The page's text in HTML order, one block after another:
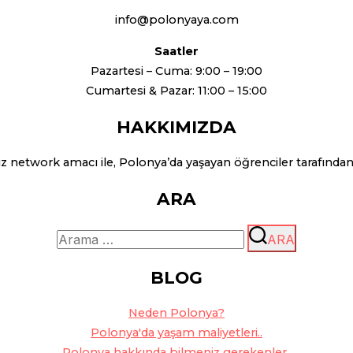
info@polonyaya.com
Saatler
Pazartesi – Cuma: 9:00 – 19:00
Cumartesi & Pazar: 11:00 – 15:00
HAKKIMIZDA
amacı ile, Polonya’da yaşayan öğrenciler
ARA
Arama: ARA
BLOG
Neden Polonya?
Polonya'da yaşam maliyetleri..